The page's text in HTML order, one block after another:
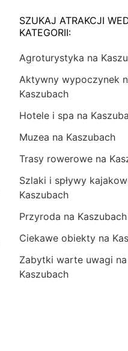
SZUKAJ ATRAKCJI
KATEGORII:
Agroturystyka na
Aktywny wypoczynek
Kaszubach
Hotele i spa na
Muzea na Kaszubach
Trasy rowerowe na
Szlaki i spływy
Kaszubach
Przyroda na Kaszubach
Ciekawe obiekty na
Zabytki warte uwagi na
Kaszubach